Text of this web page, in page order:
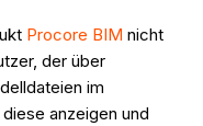
Procore BIM nicht
der über
im
anzeigen und